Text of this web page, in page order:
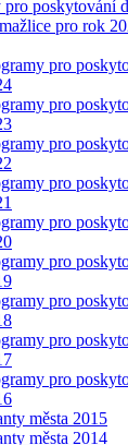
pro poskytování
pro rok
pro
pro
pro
pro
pro
pro
pro
pro
pro
města 2015
města 2014